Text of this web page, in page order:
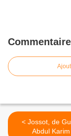
< Jossot, de Gustave à
Abdul